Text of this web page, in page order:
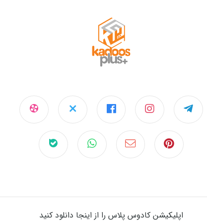
اپلیکیشن کادوس پلاس را از اینجا دانلود کنید